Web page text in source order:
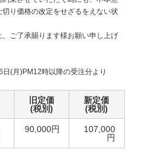
り価格の改定をせざるをえない状
ご了承賜ります様お願い申し上げ
(月)PM12時以降の受注分より
旧定価
(税別)
新定価
(税別)
90,000円
107,000
円